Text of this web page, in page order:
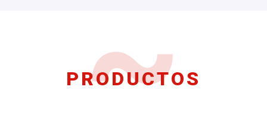
PRODUCTOS